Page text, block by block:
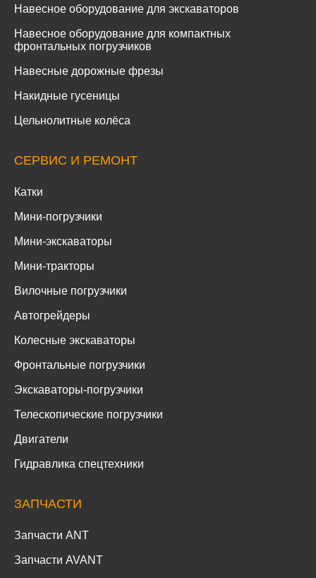
Навесное оборудование для экскаваторов
Навесное оборудование для компактных
фронтальных погрузчиков
Навесные дорожные фрезы
Накидные гусеницы
Цельнолитные колёса
СЕРВИС И РЕМОНТ
Катки
Мини-погрузчики
Мини-экскаваторы
Мини-тракторы
Вилочные погрузчики
Автогрейдеры
Колесные экскаваторы
Фронтальные погрузчики
Экскаваторы-погрузчики
Телескопические погрузчики
Двигатели
Гидравлика спецтехники
ЗАПЧАСТИ
Запчасти ANT
Запчасти AVANT